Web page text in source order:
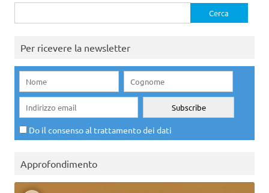
per:
Per ricevere la newsletter
Do il consenso al trattamento dei dati
Approfondimento